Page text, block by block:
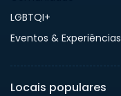
LGBTQI+
Eventos & Experiências
Locais populares